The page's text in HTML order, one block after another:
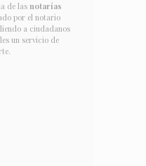
de las notarías
por el notario
a ciudadanos
un servicio de